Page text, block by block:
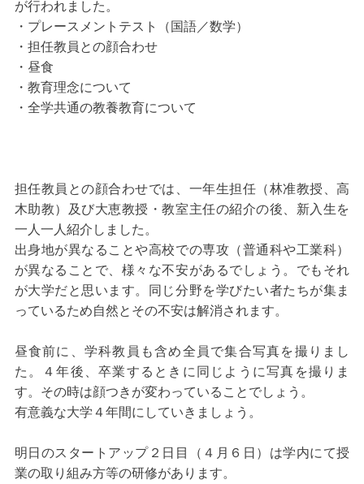
が行われました。
・プレースメントテスト（国語／数学）
・担任教員との顔合わせ
・昼食
・教育理念について
・全学共通の教養教育について
担任教員との顔合わせでは、一年生担任（林准教授、高
木助教）及び大恵教授・教室主任の紹介の後、新入生を
一人一人紹介しました。
出身地が異なることや高校での専攻（普通科や工業科）
が異なることで、様々な不安があるでしょう。でもそれ
が大学だと思います。同じ分野を学びたい者たちが集ま
っているため自然とその不安は解消されます。
昼食前に、学科教員も含め全員で集合写真を撮りまし
た。４年後、卒業するときに同じように写真を撮りま
す。その時は顔つきが変わっていることでしょう。
有意義な大学４年間にしていきましょう。
明日のスタートアップ２日目（４月６日）は学内にて授
業の取り組み方等の研修があります。